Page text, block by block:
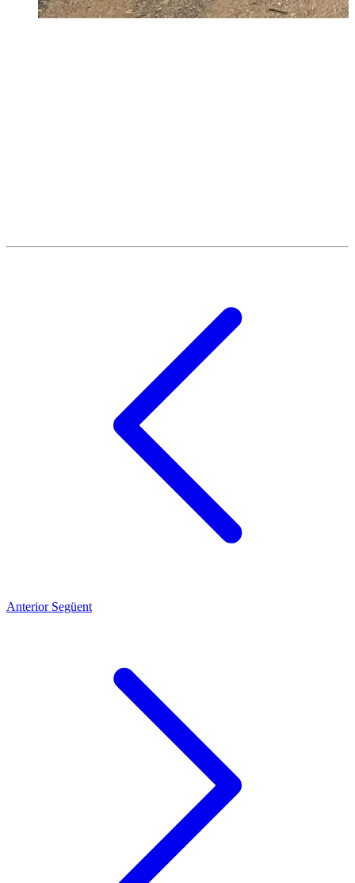
Anterior Següent